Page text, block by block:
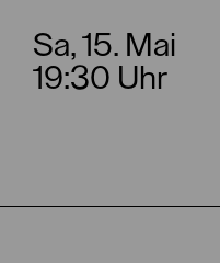
Sa, 15. Mai
19:30 Uhr